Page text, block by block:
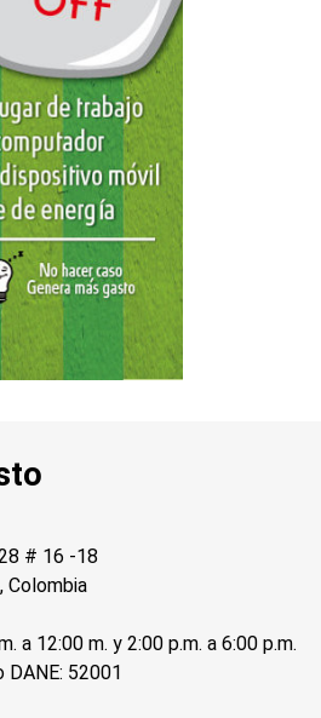
# 16 -18
Colombia
a 12:00 m. y 2:00 p.m. a 6:00 p.m.
52001